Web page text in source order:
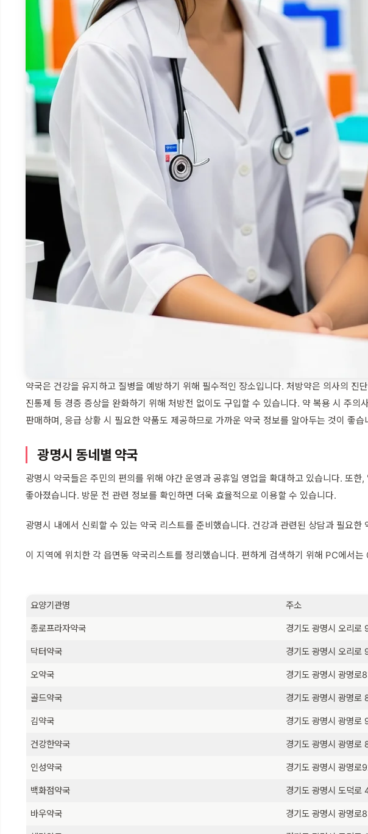
약국은 건강을 유지하고 질병을 예방하기 위해 필수적인 장소입니다. 처방약은 의사의
진통제 등 경증 증상을 완화하기 위해 처방전 없이도 구입할 수 있습니다. 약 복용 시 주
판매하며, 응급 상황 시 필요한 약품도 제공하므로 가까운 약국 정보를 알아두는 것이 좋습
광명시 동네별 약국
광명시 약국들은 주민의 편의를 위해 야간 운영과 공휴일 영업을 확대하고 있습니다. 또
좋아졌습니다. 방문 전 관련 정보를 확인하면 더욱 효율적으로 이용할 수 있습니다.
광명시 내에서 신뢰할 수 있는 약국 리스트를 준비했습니다. 건강과 관련된 상담과 필요한
이 지역에 위치한 각 읍면동 약국리스트를 정리했습니다. 편하게 검색하기 위해 PC에서
요양기관명 주소
종로프라자약국 경기도 광명시 오리로
닥터약국 경기도 광명시 오리로
오약국 경기도 광명시 광명로
골드약국 경기도 광명시 광명로
김약국 경기도 광명시 광명로
건강한약국 경기도 광명시 광명로
인성약국 경기도 광명시 광명로
백화점약국 경기도 광명시 도덕로
바우약국 경기도 광명시 광명로